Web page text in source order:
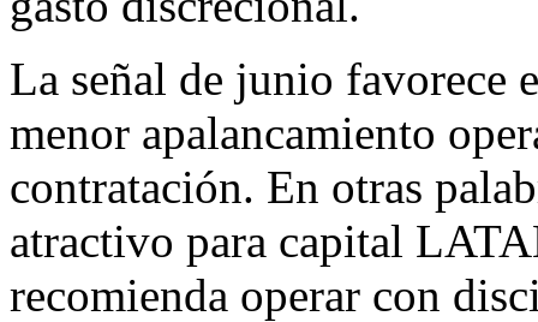
La señal de junio favorece
menor apalancamiento
contratación. En otras
atractivo para capital
recomienda operar con